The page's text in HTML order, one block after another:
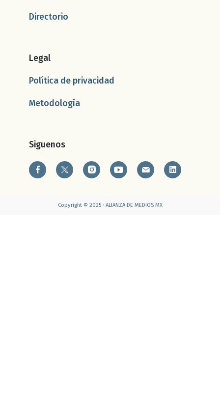
Directorio
Legal
Política de privacidad
Metodología
Siguenos
Copyright © 2025 · ALIANZA DE MEDIOS MX